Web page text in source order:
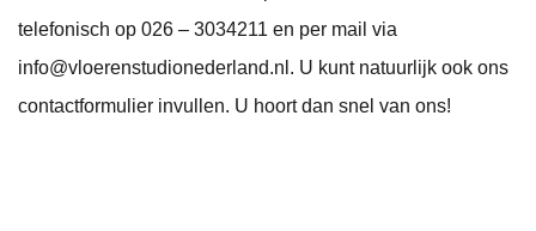
telefonisch op 026 – 3034211 en per mail via
info@vloerenstudionederland.nl. U kunt natuurlijk ook ons
contactformulier invullen. U hoort dan snel van ons!